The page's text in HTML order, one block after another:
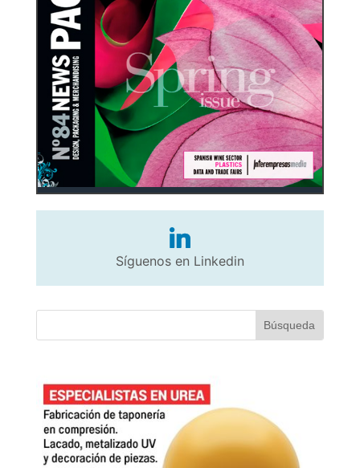
Síguenos en Linkedin